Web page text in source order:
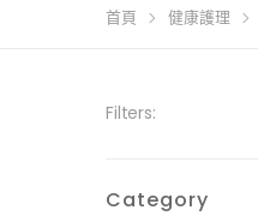
首頁 健康護理
Filters:
Category